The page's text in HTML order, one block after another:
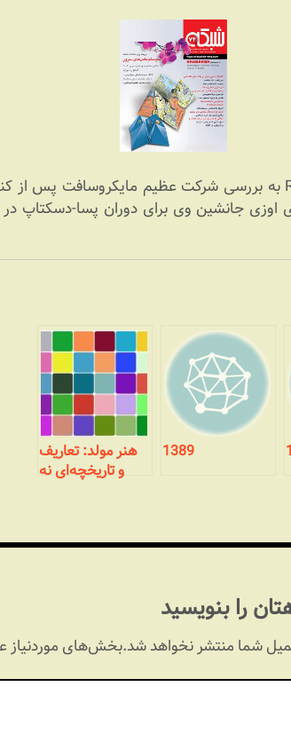
اوزی جانشین وی برای دوران پسا-دسکتاپ
1389 هنر مولد: تعاریف
و تاریخچه‌ای نه
را بنویسید
شما منتشر نخواهد شد.بخش‌های موردنیاز